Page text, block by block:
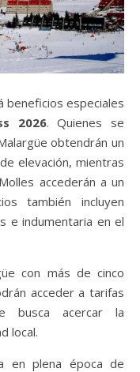
beneficios especiales
2026. Quienes se
obtendrán un
elevación, mientras
accederán a un
también incluyen
e indumentaria en el
con más de cinco
acceder a tarifas
busca acercar la
local.
en plena época de